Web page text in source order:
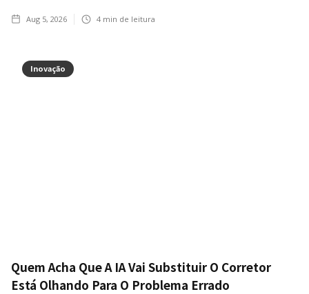
Aug 5, 2026 4 min de leitura
Inovação
Quem Acha Que A IA Vai Substituir O Corretor
Está Olhando Para O Problema Errado